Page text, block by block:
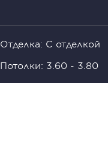
Отделка: С отделкой
Потолки: 3.60 - 3.80